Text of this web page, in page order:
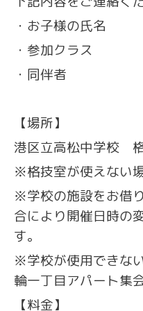
・お子様の氏名
・参加クラス
・同伴者
【場所】
港区立高松中学校
※格技室が使えない
※学校の施設をお借
合により開催日時の
す。
※学校が使用できな
輪一丁目アパート集
【料金】